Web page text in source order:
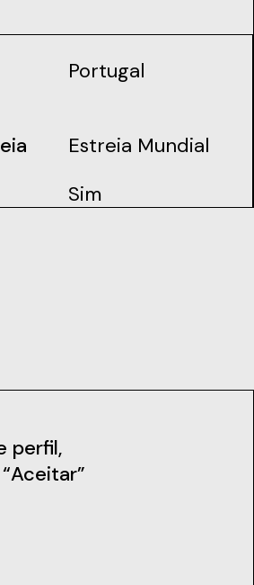
Portugal
Estreia Mundial
Sim
perfil,